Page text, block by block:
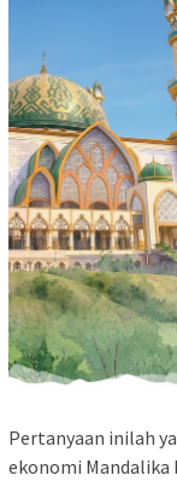
Pertanyaan inilah
ekonomi